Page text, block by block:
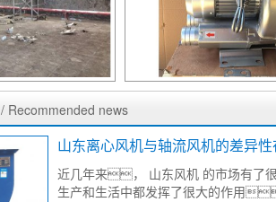
/ Recommended news
山东离心风机与轴流风机的差异
近几年来， 山东风机 的市场有
生产和生活中都发挥了很大的作用